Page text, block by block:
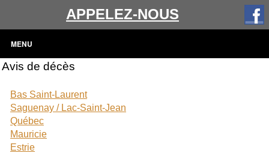
APPELEZ-NOUS
MENU
Avis de décès
Bas Saint-Laurent
Saguenay / Lac-Saint-Jean
Québec
Mauricie
Estrie